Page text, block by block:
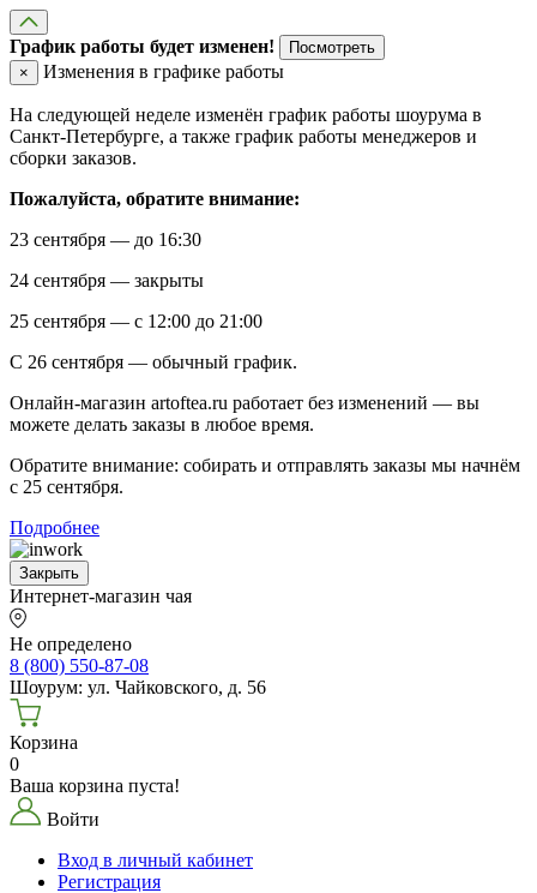
График работы будет изменен!
Посмотреть
×
Изменения в графике работы
На следующей неделе изменён график работы шоурума в
Санкт-Петербурге, а также график работы менеджеров и
сборки заказов.
Пожалуйста, обратите внимание:
23 сентября — до 16:30
24 сентября — закрыты
25 сентября — с 12:00 до 21:00
С 26 сентября — обычный график.
Онлайн-магазин artoftea.ru работает без изменений — вы
можете делать заказы в любое время.
Обратите внимание: собирать и отправлять заказы мы начнём
с 25 сентября.
Подробнее
Закрыть
Интернет-магазин чая
Не определено
8 (800) 550-87-08
Шоурум: ул. Чайковского, д. 56
Корзина
0
Ваша корзина пуста!
Войти
Вход в личный кабинет
Регистрация